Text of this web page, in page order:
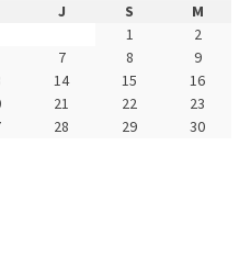
J S
M
1
2
7 8
9
14 15
16
21 22
23
28 29
30